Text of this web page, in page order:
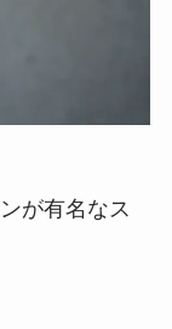
が有名なス